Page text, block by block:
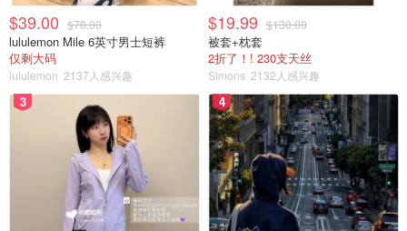
第五步. 依次加入所有材料，翻拌均匀。
$39.00 $78.00
lululemon Mile 6英寸男士短裤
仅剩大码
lululemon 2137人感兴趣
$19.99 $130.00
被套+枕套
2折了！! 230支天丝
Simons 2132人感兴趣
3 4